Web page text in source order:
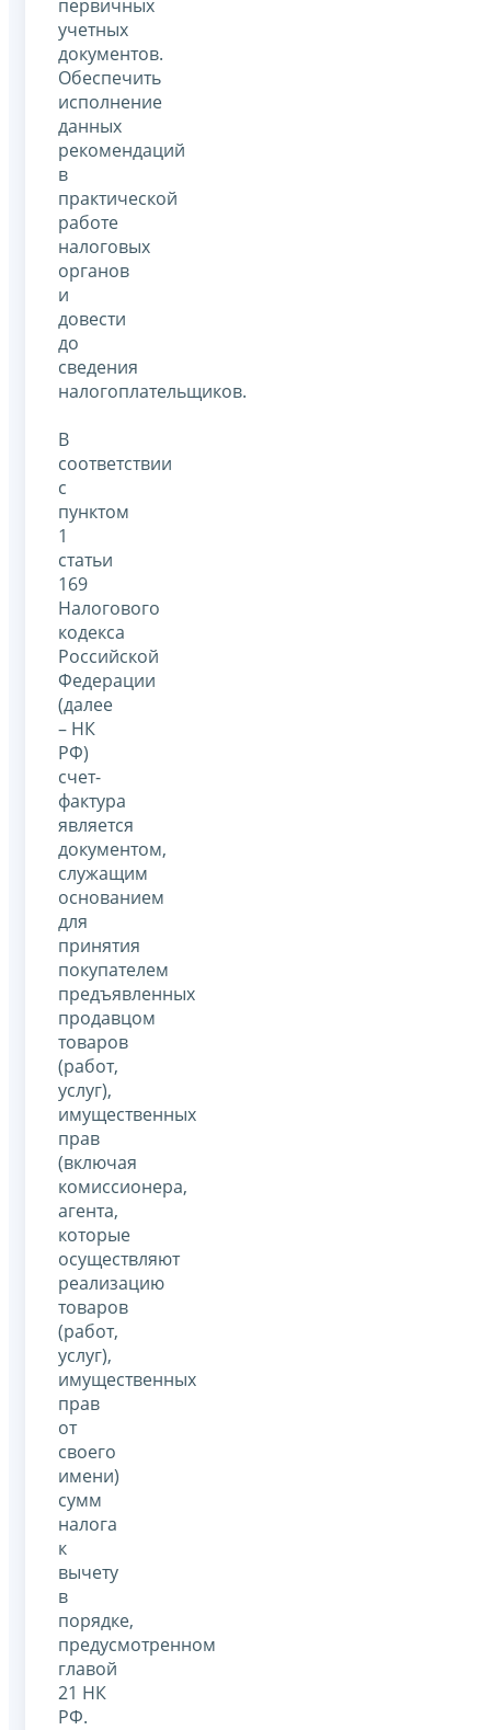
первичных
учетных
документов.
Обеспечить
исполнение
данных
рекомендаций
в
практической
работе
налоговых
органов
и
довести
до
сведения
налогоплательщиков.
В
соответствии
с
пунктом
1
статьи
169
Налогового
кодекса
Российской
Федерации
(далее
– НК
РФ)
счет-
фактура
является
документом,
служащим
основанием
для
принятия
покупателем
предъявленных
продавцом
товаров
(работ,
услуг),
имущественных
прав
(включая
комиссионера,
агента,
которые
осуществляют
реализацию
товаров
(работ,
услуг),
имущественных
прав
от
своего
имени)
сумм
налога
к
вычету
в
порядке,
предусмотренном
главой
21 НК
РФ.